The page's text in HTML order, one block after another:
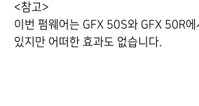
<참고>
이번 펌웨어는 GFX 50S와 GFX 50R
있지만 어떠한 효과도 없습니다.